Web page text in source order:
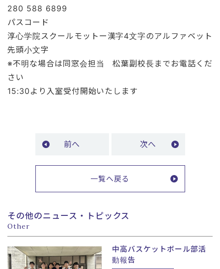
280 588 6899
パスコード
淳心学院スクールモットー漢字4文字のアルファベット
先頭小文字
※不明な場合は同窓会担当 松葉副校長までお電話くだ
さい
15:30より入室受付開始いたします
一覧へ戻る
その他のニュース・トピックス
Other
中高バスケットボール部活
動報告